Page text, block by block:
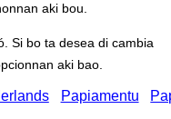
aki bou.
Si bo ta desea di cambia
aki bao.
Papiamentu